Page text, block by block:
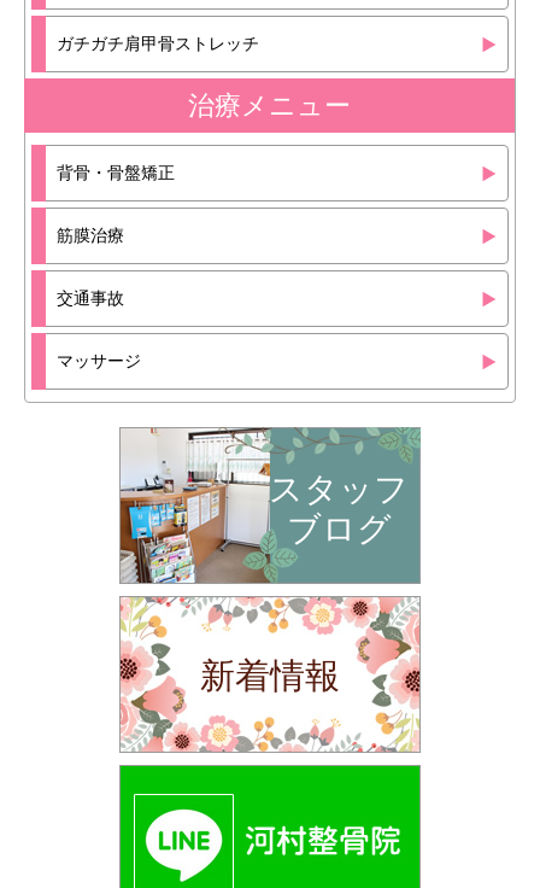
ガチガチ肩甲骨ストレッチ
治療メニュー
背骨・骨盤矯正
筋膜治療
交通事故
マッサージ
スタッフ
ブログ
新着情報